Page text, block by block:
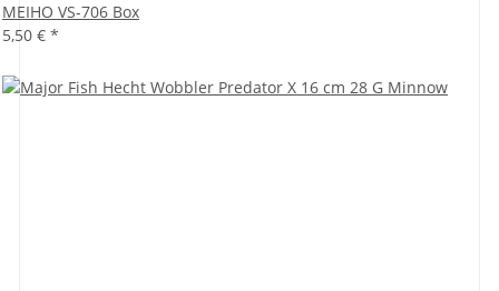
MEIHO VS-706 Box
5,50 € *